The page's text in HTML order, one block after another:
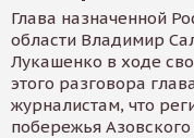
Глава назначенной
области Владимир
Лукашенко в ходе
этого разговора
журналистам, что
побережья